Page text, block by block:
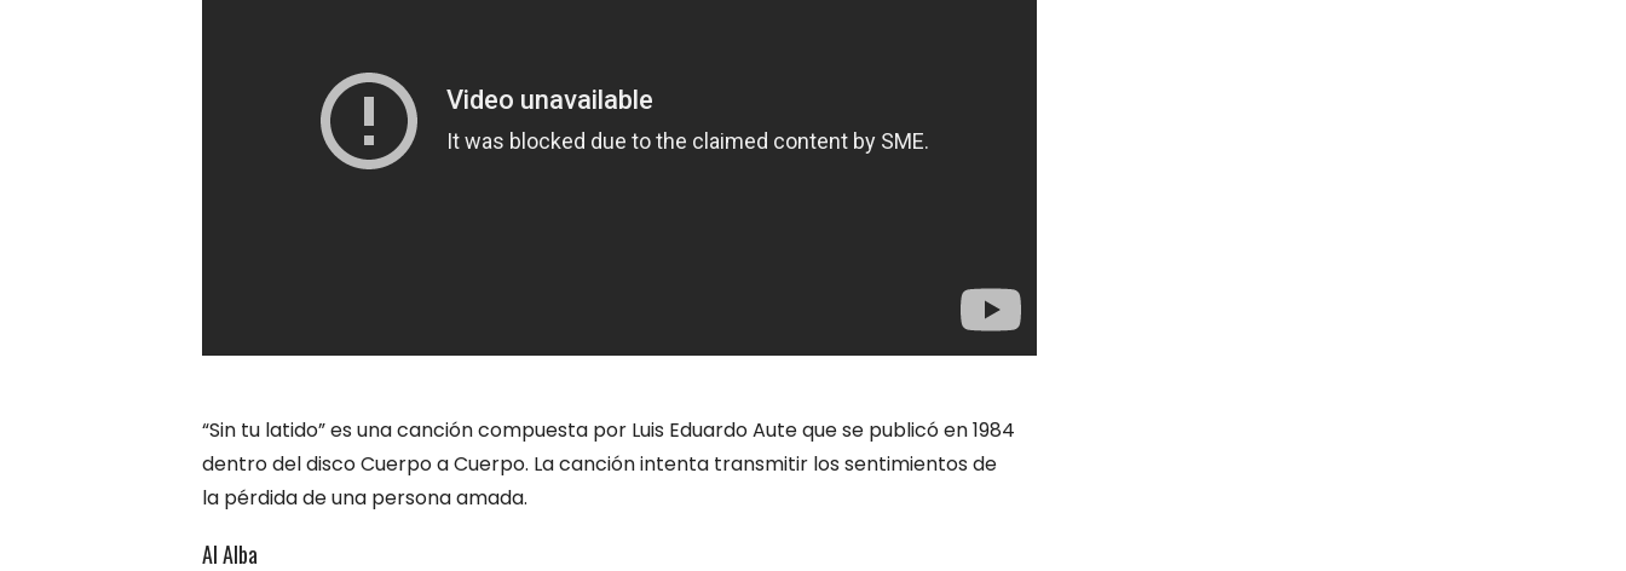
“Sin tu latido” es una canción compuesta por Luis Eduardo Aute que se publicó en 1984
dentro del disco Cuerpo a Cuerpo. La canción intenta transmitir los sentimientos de
la pérdida de una persona amada.
Al Alba